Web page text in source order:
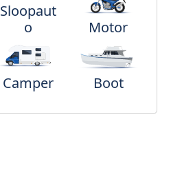
Sloopaut
o
Motor
Camper Boot